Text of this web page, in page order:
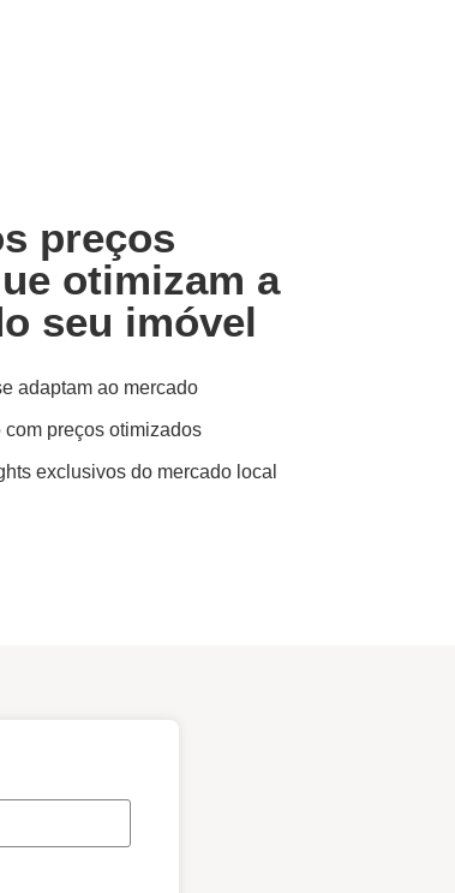
preços
otimizam a
seu imóvel
adaptam ao mercado
preços otimizados
exclusivos do mercado local